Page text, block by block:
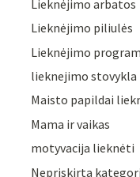
Lieknėjimo arbatos
Lieknėjimo piliulės
Lieknėjimo
lieknejimo stovykla
Maisto papildai
Mama ir vaikas
motyvacija lieknėti
Nepriskirta